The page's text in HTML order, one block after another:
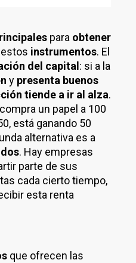
para obtener
instrumentos. El
del capital : si a la
y presenta buenos
tiende a ir al alza.
un papel a 100
está ganando 50
alternativa es a
. Hay empresas
parte de sus
cada cierto tiempo,
esta renta
que ofrecen las